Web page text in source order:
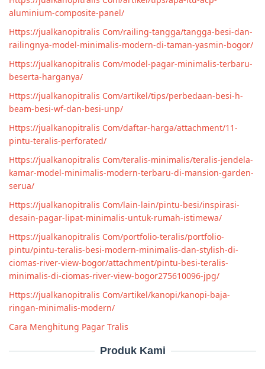
aluminium-composite-panel/
Https://jualkanopitralis Com/railing-tangga/tangga-besi-dan-
railingnya-model-minimalis-modern-di-taman-yasmin-bogor/
Https://jualkanopitralis Com/model-pagar-minimalis-terbaru-
beserta-harganya/
Https://jualkanopitralis Com/artikel/tips/perbedaan-besi-h-
beam-besi-wf-dan-besi-unp/
Https://jualkanopitralis Com/daftar-harga/attachment/11-
pintu-teralis-perforated/
Https://jualkanopitralis Com/teralis-minimalis/teralis-jendela-
kamar-model-minimalis-modern-terbaru-di-mansion-garden-
serua/
Https://jualkanopitralis Com/lain-lain/pintu-besi/inspirasi-
desain-pagar-lipat-minimalis-untuk-rumah-istimewa/
Https://jualkanopitralis Com/portfolio-teralis/portfolio-
pintu/pintu-teralis-besi-modern-minimalis-dan-stylish-di-
ciomas-river-view-bogor/attachment/pintu-besi-teralis-
minimalis-di-ciomas-river-view-bogor275610096-jpg/
Https://jualkanopitralis Com/artikel/kanopi/kanopi-baja-
ringan-minimalis-modern/
Cara Menghitung Pagar Tralis
Produk Kami